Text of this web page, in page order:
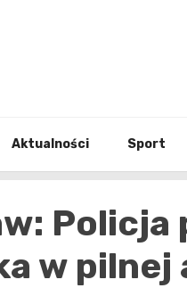
Aktualności Sport
w pilnej